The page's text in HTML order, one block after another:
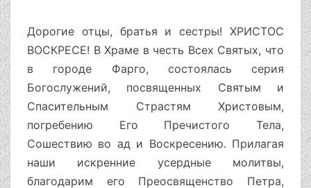
Дорогие отцы, братья и сестры! ХРИСТОС
ВОСКРЕСЕ! В Храме в честь Всех Святых, что
в городе Фарго, состоялась серия
Богослужений, посвященных Святым и
Спасительным Страстям Христовым,
погребению Его Пречистого Тела,
Сошествию во ад и Воскресению. Прилагая
наши искренние усердные молитвы,
благодарим его Преосвященство Петра,